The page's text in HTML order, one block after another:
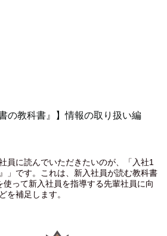
の教科書』】情報の取り扱い編
員に読んでいただきたいのが、「入社1
」です。これは、新入社員が読む教科書
使って新入社員を指導する先輩社員に向
を補足します。